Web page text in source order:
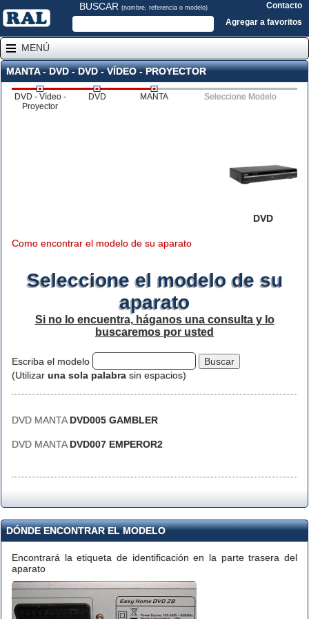
BUSCAR (nombre, referencia o modelo)
Contacto
Agregar a favoritos
MENÚ
MANTA - DVD - DVD - VÍDEO - PROYECTOR
DVD - Vídeo -
Proyector
DVD MANTA Seleccione Modelo
DVD
Como encontrar el modelo de su aparato
Seleccione el modelo de su
aparato
Si no lo encuentra, háganos una consulta y lo
buscaremos por usted
Escriba el modelo
(Utilizar una sola palabra sin espacios)
DVD MANTA DVD005 GAMBLER
DVD MANTA DVD007 EMPEROR2
DÓNDE ENCONTRAR EL MODELO
Encontrará la etiqueta de identificación en la parte trasera del
aparato